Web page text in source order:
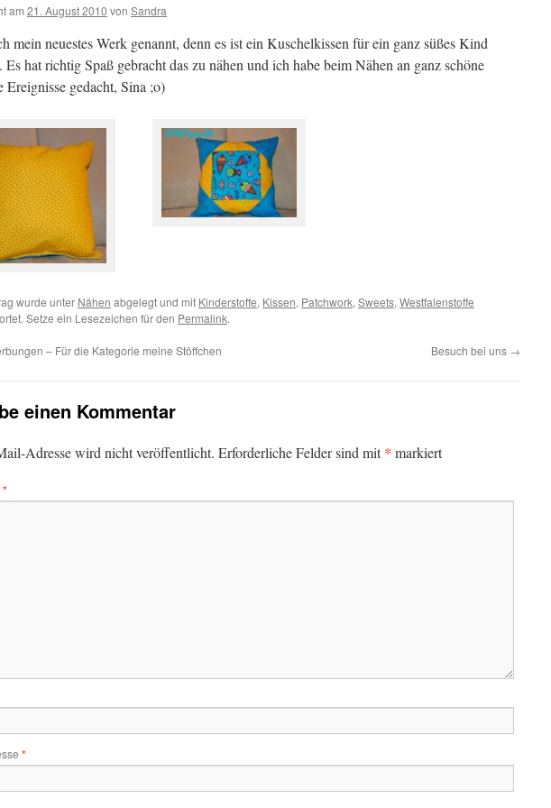
am 21. August 2010 von Sandra
mein neuestes Werk genannt, denn es ist ein Kuschelkissen für ein ganz süßes Kind
Es hat richtig Spaß gebracht das zu nähen und ich habe beim Nähen an ganz schöne
Ereignisse gedacht, Sina ;o)
wurde unter Nähen abgelegt und mit Kinderstoffe, Kissen, Patchwork, Sweets, Westfalenstoffe
Setze ein Lesezeichen für den Permalink.
– Für die Kategorie meine Stöffchen Besuch bei uns →
einen Kommentar
Adresse wird nicht veröffentlicht. Erforderliche Felder sind mit* markiert
*
*